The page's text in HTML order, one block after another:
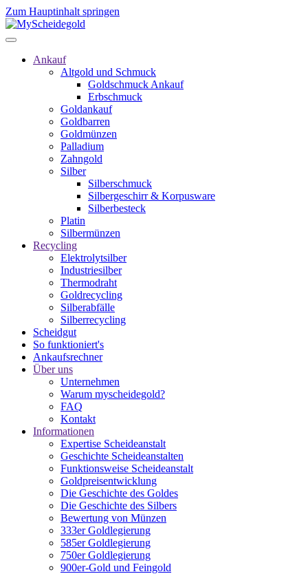
Zum Hauptinhalt springen
Ankauf
Altgold und Schmuck
Goldschmuck Ankauf
Erbschmuck
Goldankauf
Goldbarren
Goldmünzen
Palladium
Zahngold
Silber
Silberschmuck
Silbergeschirr & Korpusware
Silberbesteck
Platin
Silbermünzen
Recycling
Elektrolytsilber
Industriesilber
Thermodraht
Goldrecycling
Silberabfälle
Silberrecycling
Scheidgut
So funktioniert's
Ankaufsrechner
Über uns
Unternehmen
Warum myscheidegold?
FAQ
Kontakt
Informationen
Expertise Scheideanstalt
Geschichte Scheideanstalten
Funktionsweise Scheideanstalt
Goldpreisentwicklung
Die Geschichte des Goldes
Die Geschichte des Silbers
Bewertung von Münzen
333er Goldlegierung
585er Goldlegierung
750er Goldlegierung
900er-Gold und Feingold